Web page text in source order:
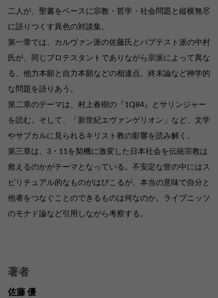
二人が、聖書をベースに宗教・哲学・社会問題と縦横無尽
に語りつくす異色の対談集。
第一章では、カルヴァン派の佐藤氏とバプテスト派の中村
氏が、同じプロテスタントでありながら宗派によって異な
る、他力本願と自力本願などの相違点、終末論など神学的
な問題を語りあう。
第二章のテーマは、村上春樹の『1Q84』とサリンジャー
を読む。そして、「新世紀エヴァンゲリオン」など、文学
やサブカルに見られるキリスト教の影響を読み解く。
第三章は、3・11を契機に激変した日本社会を伝統宗教は
救えるのかがテーマとなっている。不安定な世の中にはス
ピリチュアル的なものがはびこるが、本当の意味で自分と
他者をつなぐことのできるものは何なのか。ライプニッツ
のモナド論など引用しながら考察する。
著者
佐藤 優